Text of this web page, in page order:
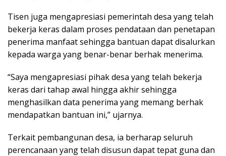
Tisen juga mengapresiasi pemerintah desa yang telah
bekerja keras dalam proses pendataan dan penetapan
penerima manfaat sehingga bantuan dapat disalurkan
kepada warga yang benar-benar berhak menerima.
“Saya mengapresiasi pihak desa yang telah bekerja
keras dari tahap awal hingga akhir sehingga
menghasilkan data penerima yang memang berhak
mendapatkan bantuan ini,” ujarnya.
Terkait pembangunan desa, ia berharap seluruh
perencanaan yang telah disusun dapat tepat guna dan